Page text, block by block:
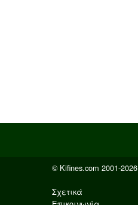
© Kifines.com 2001-2026
Σχετικά